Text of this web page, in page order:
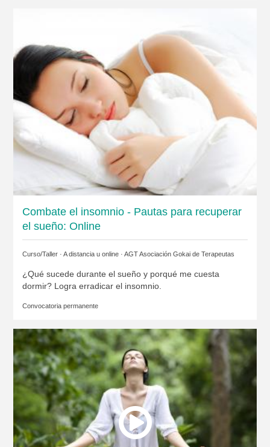
Combate el insomnio - Pautas para recuperar
el sueño: Online
Curso/Taller · A distancia u online · AGT Asociación Gokai de Terapeutas
¿Qué sucede durante el sueño y porqué me cuesta
dormir? Logra erradicar el insomnio.
Convocatoria permanente